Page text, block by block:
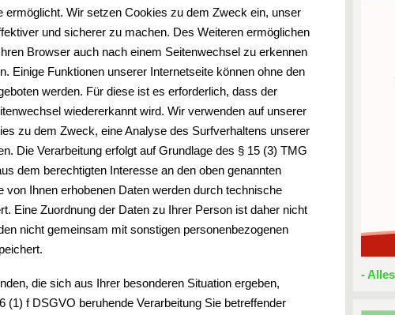
ermöglicht. Wir setzen Cookies zu dem Zweck ein, unser
und sicherer zu machen. Des Weiteren ermöglichen
Browser auch nach einem Seitenwechsel zu erkennen
Einige Funktionen unserer Internetseite können ohne den
werden. Für diese ist es erforderlich, dass der
wiedererkannt wird. Wir verwenden auf unserer
zu dem Zweck, eine Analyse des Surfverhaltens unserer
Die Verarbeitung erfolgt auf Grundlage des § 15 (3) TMG
dem berechtigten Interesse an den oben genannten
von Ihnen erhobenen Daten werden durch technische
Eine Zuordnung der Daten zu Ihrer Person ist daher nicht
nicht gemeinsam mit sonstigen personenbezogenen
die sich aus Ihrer besonderen Situation ergeben,
(1) f DSGVO beruhende Verarbeitung Sie betreffender
-